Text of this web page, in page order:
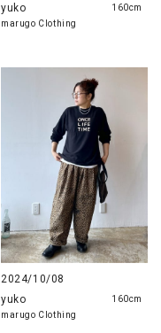
yuko
marugo Clothing
160cm
2024/10/08
yuko
marugo Clothing
160cm